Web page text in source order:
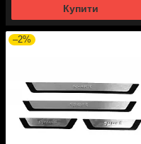
Купити
–2%